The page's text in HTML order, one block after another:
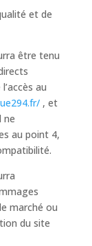
et de
être tenu
au
, et
ne
au point 4,
marché ou
du site